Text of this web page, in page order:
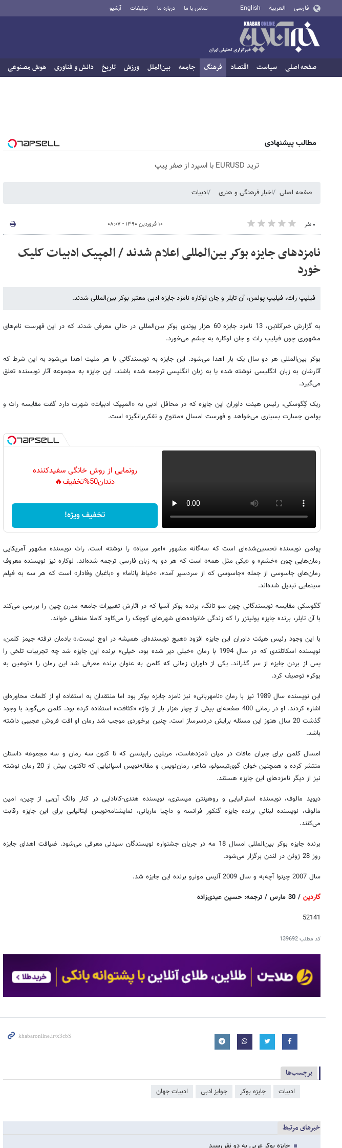
فارسی العربية English تماس با ما درباره ما تبلیغات آرشیو
صفحه اصلی سیاست اقتصاد فرهنگ جامعه بین‌الملل ورزش تاریخ دانش و فناوری هوش مصنوعی
مطالب پیشنهادی
ترید EURUSD با اسپرد از صفر پیپ
صفحه اصلی اخبار فرهنگی و هنری ادبیات
۰ نفر ۱۰ فروردین ۱۳۹۰ - ۰۸:۰۷
نامزدهای جایزه بوکر بین‌المللی اعلام شدند / المپیک ادبیات کلیک
خورد
فیلیپ راث، فیلیپ پولمن، آن تایلر و جان لوکاره نامزد جایزه ادبی معتبر بوکر بین‌المللی شدند.
به گزارش خبرآنلاین، 13 نامزد جایزه 60 هزار پوندی بوکر بین‌المللی در حالی معرفی شدند که در این فهرست نام‌های
مشهوری چون فیلیپ راث و جان لوکاره به چشم می‌خورد.
بوکر بین‌المللی هر دو سال یک بار اهدا می‌شود. این جایزه به نویسندگانی با هر ملیت اهدا می‌شود به این شرط که
آثارشان به زبان انگلیسی نوشته شده یا به زبان انگلیسی ترجمه شده باشند. این جایزه به مجموعه آثار نویسنده تعلق
می‌گیرد.
ریک گِگوسکی، رئیس هیئت داوران این جایزه که در محافل ادبی به «المپیک ادبیات» شهرت دارد گفت مقایسه راث و
پولمن جسارت بسیاری می‌خواهد و فهرست امسال «متنوع و تفکربرانگیز» است.
رونمایی از روش خانگی سفیدکننده
دندان50%تخفیف🔥
تخفیف ویژه!
پولمن نویسنده تحسین‌شده‌ای است که سه‌گانه مشهور «امور سیاه» را نوشته است. راث نویسنده مشهور آمریکایی
رمان‌هایی چون «خشم» و «یکی مثل همه» است که هر دو به زبان فارسی ترجمه شده‌اند. لوکاره نیز نویسنده معروف
رمان‌های جاسوسی از جمله «جاسوسی که از سردسیر آمد»، «خیاط پاناما» و «باغبان وفادار» است که هر سه به فیلم
سینمایی تبدیل شده‌اند.
گگوسکی مقایسه نویسندگانی چون سو تانگ، برنده بوکر آسیا که در آثارش تغییرات جامعه مدرن چین را بررسی می‌کند
با آن تایلر، برنده جایزه پولیتزر را که زندگی خانواده‌های شهرهای کوچک را می‌کاود کاملا منطقی خواند.
با این وجود رئیس هیئت داوران این جایزه افزود «هیچ نویسنده‌ای همیشه در اوج نیست.» یادمان نرفته جیمز کلمن،
نویسنده اسکاتلندی که در سال 1994 با رمان «خیلی دیر شده بود، خیلی» برنده این جایزه شد چه تجربیات تلخی را
پس از بردن جایزه از سر گذراند. یکی از داوران زمانی که کلمن به عنوان برنده معرفی شد این رمان را «توهین به
بوکر» توصیف کرد.
این نویسنده سال 1989 نیز با رمان «نامهربانی» نیز نامزد جایزه بوکر بود اما منتقدان به استفاده او از کلمات محاوره‌ای
اشاره کردند. او در رمانی 400 صفحه‌ای بیش از چهار هزار بار از واژه «کثافت» استفاده کرده بود. کلمن می‌گوید با وجود
گذشت 20 سال هنوز این مسئله برایش دردسرساز است. چنین برخوردی موجب شد رمان او افت فروش عجیبی داشته
باشد.
امسال کلمن برای جبران مافات در میان نامزدهاست، مریلین رابینسن که تا کنون سه رمان و سه مجموعه داستان
منتشر کرده و همچنین خوان گوی‌تیسولو، شاعر، رمان‌نویس و مقاله‌نویس اسپانیایی که تاکنون بیش از 20 رمان نوشته
نیز از دیگر نامزدهای این جایزه هستند.
دیوید مالوف، نویسنده استرالیایی و روهینتن میستری، نویسنده هندی-کانادایی در کنار وانگ آن‌یی از چین، امین
مالوف، نویسنده لبنانی برنده جایزه گنکور فرانسه و داچیا ماریانی، نمایشنامه‌نویس ایتالیایی برای این جایزه رقابت
می‌کنند.
برنده جایزه بوکر بین‌المللی امسال 18 مه در جریان جشنواره نویسندگان سیدنی معرفی می‌شود. ضیافت اهدای جایزه
روز 28 ژوئن در لندن برگزار می‌شود.
سال 2007 چینوا آچه‌به و سال 2009 آلیس مونرو برنده این جایزه شد.
گاردین / 30 مارس / ترجمه: حسین عیدی‌زاده
52141
کد مطلب139692
برچسب‌ها
ادبیات جایزه بوکر جوایز ادبی ادبیات جهان
خبرهای مرتبط
جایزه بوکر عربی به دو نفر رسید